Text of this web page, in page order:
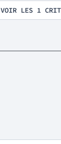
VOIR LES 1